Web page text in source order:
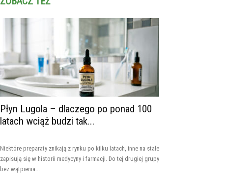
Płyn Lugola – dlaczego po ponad 100
latach wciąż budzi tak...
Niektóre preparaty znikają z rynku po kilku latach, inne na stałe
zapisują się w historii medycyny i farmacji. Do tej drugiej grupy
bez wątpienia...